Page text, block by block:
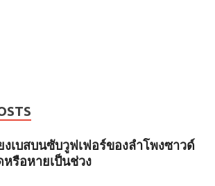
เบสบนซับวูฟเฟอร์ของลำโพงซาวด์
หรือหายเป็นช่วง